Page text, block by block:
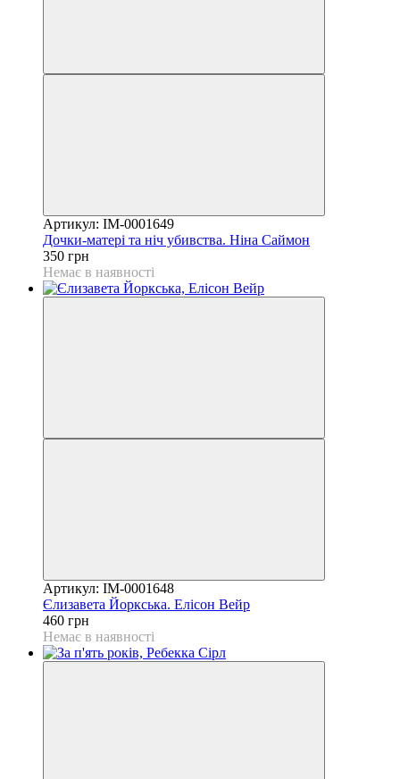
Артикул: IM-0001649
Дочки-матері та ніч убивства. Ніна Саймон
350 грн
Немає в наявності
Артикул: IM-0001648
Єлизавета Йоркська. Елісон Вейр
460 грн
Немає в наявності